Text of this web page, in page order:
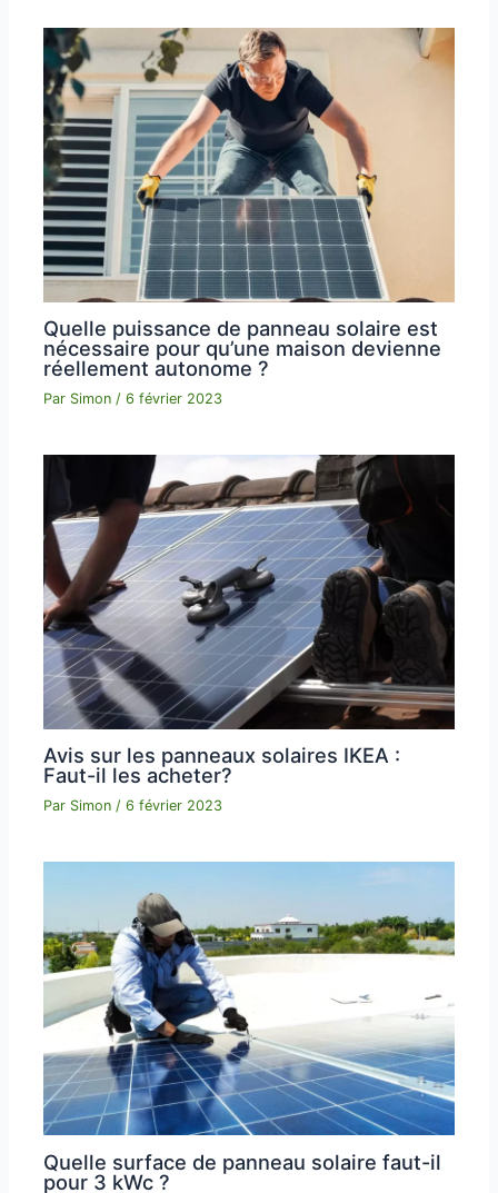
Quelle puissance de panneau solaire est
nécessaire pour qu’une maison devienne
réellement autonome ?
Par Simon/6 février 2023
Avis sur les panneaux solaires IKEA :
Faut-il les acheter?
Par Simon/6 février 2023
Quelle surface de panneau solaire faut-il
pour 3 kWc ?